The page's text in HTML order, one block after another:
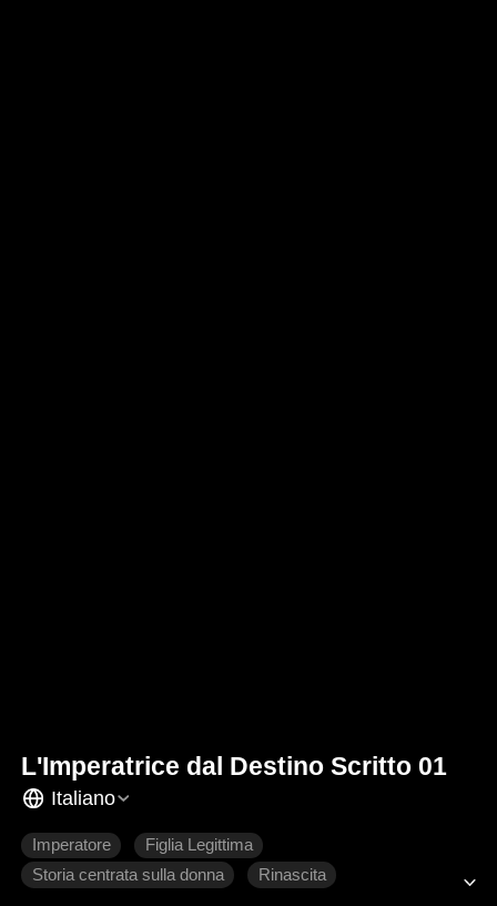
L'Imperatrice dal Destino Scritto 01
Italiano
Imperatore
Figlia Legittima
Storia centrata sulla donna
Rinascita